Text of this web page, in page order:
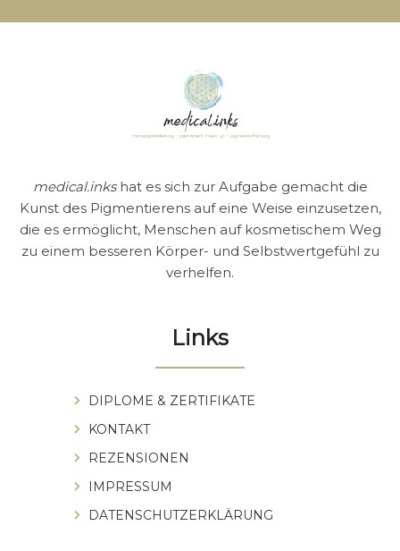
medical.inkshat es sich zur Aufgabe gemacht die
Kunst des Pigmentierens auf eine Weise einzusetzen,
die es ermöglicht, Menschen auf kosmetischem Weg
zu einem besseren Körper- und Selbstwertgefühl zu
verhelfen.
Links
DIPLOME & ZERTIFIKATE
KONTAKT
REZENSIONEN
IMPRESSUM
DATENSCHUTZERKLÄRUNG